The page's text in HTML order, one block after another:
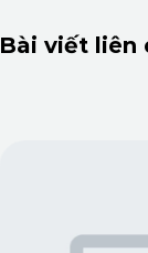
Bài viết liên